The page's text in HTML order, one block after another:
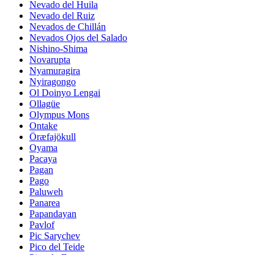
Nevado del Huila
Nevado del Ruiz
Nevados de Chillán
Nevados Ojos del Salado
Nishino-Shima
Novarupta
Nyamuragira
Nyiragongo
Ol Doinyo Lengai
Ollagüe
Olympus Mons
Ontake
Öræfajökull
Oyama
Pacaya
Pagan
Pago
Paluweh
Panarea
Papandayan
Pavlof
Pic Sarychev
Pico del Teide